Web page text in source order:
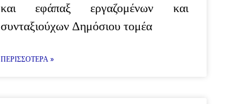
και εφάπαξ εργαζομένων και
συνταξιούχων Δημόσιου τομέα
ΠΕΡΙΣΣΌΤΕΡΑ »